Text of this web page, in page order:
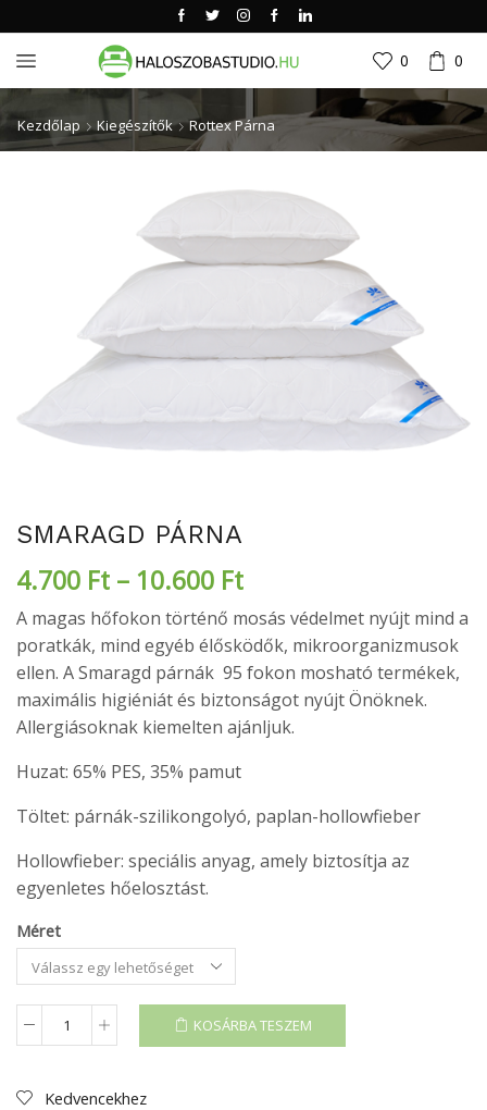
0 0
Kezdőlap Kiegészítők Rottex Párna
SMARAGD PÁRNA
4.700 Ft – 10.600 Ft
A magas hőfokon történő mosás védelmet nyújt mind a
poratkák, mind egyéb élősködők, mikroorganizmusok
ellen. A Smaragd párnák 95 fokon mosható termékek,
maximális higiéniát és biztonságot nyújt Önöknek.
Allergiásoknak kiemelten ajánljuk.
Huzat: 65% PES, 35% pamut
Töltet: párnák-szilikongolyó, paplan-hollowfieber
Hollowfieber: speciális anyag, amely biztosítja az
egyenletes hőelosztást.
Méret
SMARAGD
KOSÁRBA TESZEM
Kedvencekhez